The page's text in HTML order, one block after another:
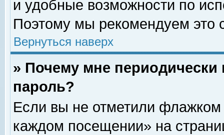
и удобные возможности по
Поэтому мы рекомендуем это
Вернуться наверх
» Почему мне
пароль?
Если вы не отметили флажком
каждом посещении» на